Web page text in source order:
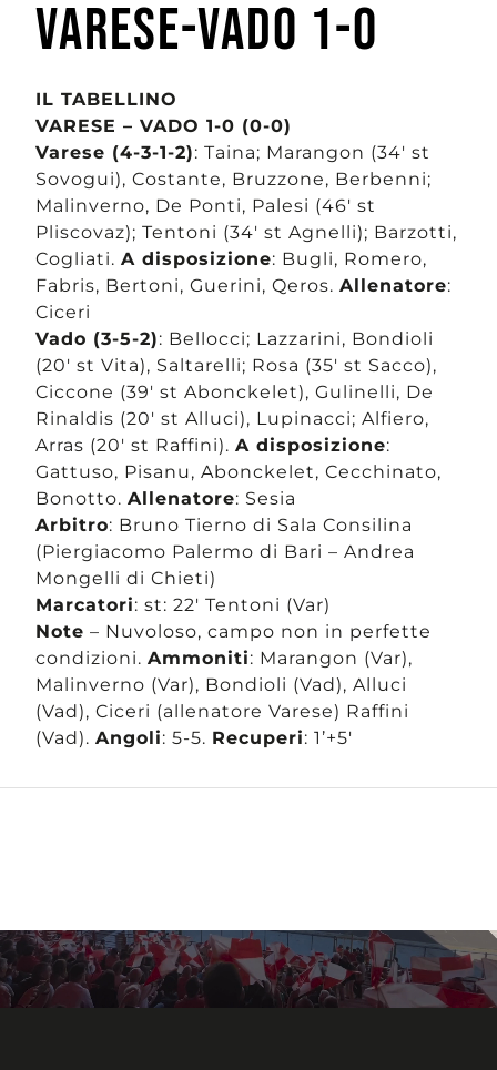
VARESE-VADO 1-0
IL TABELLINO
VARESE – VADO 1-0 (0-0)
Varese (4-3-1-2): Taina; Marangon (34′ st
Sovogui), Costante, Bruzzone, Berbenni;
Malinverno, De Ponti, Palesi (46′ st
Pliscovaz); Tentoni (34′ st Agnelli); Barzotti,
Cogliati. A disposizione: Bugli, Romero,
Fabris, Bertoni, Guerini, Qeros. Allenatore:
Ciceri
Vado (3-5-2): Bellocci; Lazzarini, Bondioli
(20′ st Vita), Saltarelli; Rosa (35′ st Sacco),
Ciccone (39′ st Abonckelet), Gulinelli, De
Rinaldis (20′ st Alluci), Lupinacci; Alfiero,
Arras (20′ st Raffini). A disposizione:
Gattuso, Pisanu, Abonckelet, Cecchinato,
Bonotto. Allenatore: Sesia
Arbitro: Bruno Tierno di Sala Consilina
(Piergiacomo Palermo di Bari – Andrea
Mongelli di Chieti)
Marcatori: st: 22′ Tentoni (Var)
Note – Nuvoloso, campo non in perfette
condizioni. Ammoniti: Marangon (Var),
Malinverno (Var), Bondioli (Vad), Alluci
(Vad), Ciceri (allenatore Varese) Raffini
(Vad). Angoli: 5-5. Recuperi: 1’+5′